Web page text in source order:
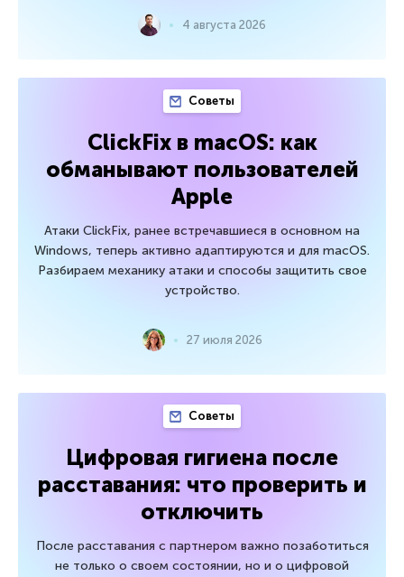
4 августа 2026
Советы
ClickFix в macOS: как
обманывают пользователей
Apple
Атаки ClickFix, ранее встречавшиеся в основном на
Windows, теперь активно адаптируются и для macOS.
Разбираем механику атаки и способы защитить свое
устройство.
27 июля 2026
Советы
Цифровая гигиена после
расставания: что проверить и
отключить
После расставания с партнером важно позаботиться
не только о своем состоянии, но и о цифровой